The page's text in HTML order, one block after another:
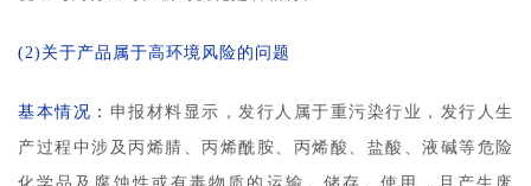
(2)关于产品属于高环境风险的问题
基本情况： 申报材料显示，发行人属于重污染行业，发行人生
产过程中涉及丙烯腈、丙烯酰胺、丙烯酸、盐酸、液碱等危险